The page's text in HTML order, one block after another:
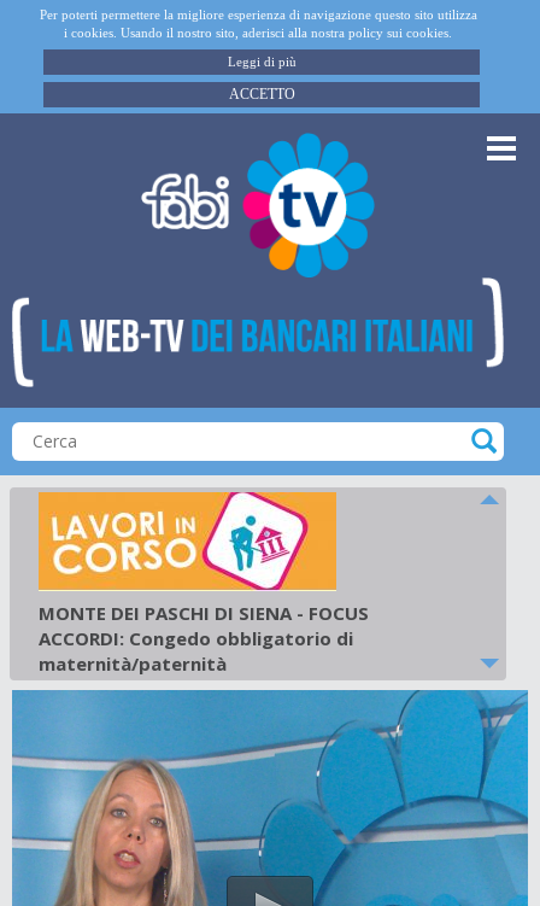
Per poterti permettere la migliore esperienza di navigazione questo sito utilizza
i cookies. Usando il nostro sito, aderisci alla nostra policy sui cookies.
Leggi di più
ACCETTO
MONTE DEI PASCHI DI SIENA - FOCUS
ACCORDI: Congedo obbligatorio di
maternità/paternità
22 ottobre 2020-Lavori in corso